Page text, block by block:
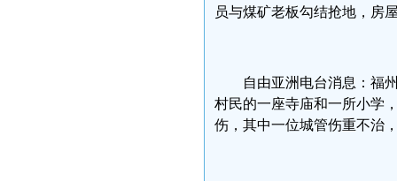
员与煤矿老板勾结抢地，房
自由亚洲电台消息：福
村民的一座寺庙和一所小学
伤，其中一位城管伤重不治